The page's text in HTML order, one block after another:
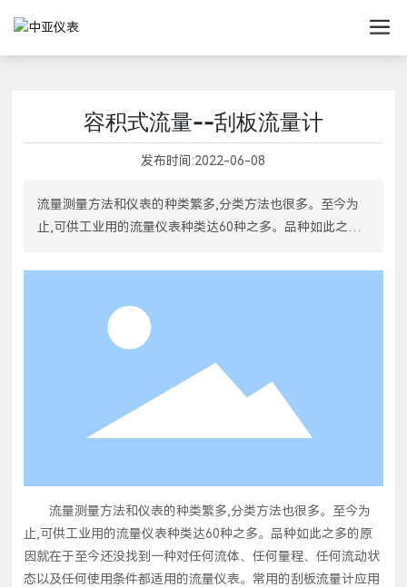
容积式流量--刮板流量计
发布时间:2022-06-08
流量测量方法和仪表的种类繁多,分类方法也很多。至今为
止,可供工业用的流量仪表种类达60种之多。品种如此之多
何流动状态以及任何使用条件都适用的流量仪表。常用的刮
流量测量方法和仪表的种类繁多,分类方法也很多。至今为
止,可供工业用的流量仪表种类达60种之多。品种如此之多的原
因就在于至今还没找到一种对任何流体、任何量程、任何流动状
态以及任何使用条件都适用的流量仪表。常用的刮板流量计应用